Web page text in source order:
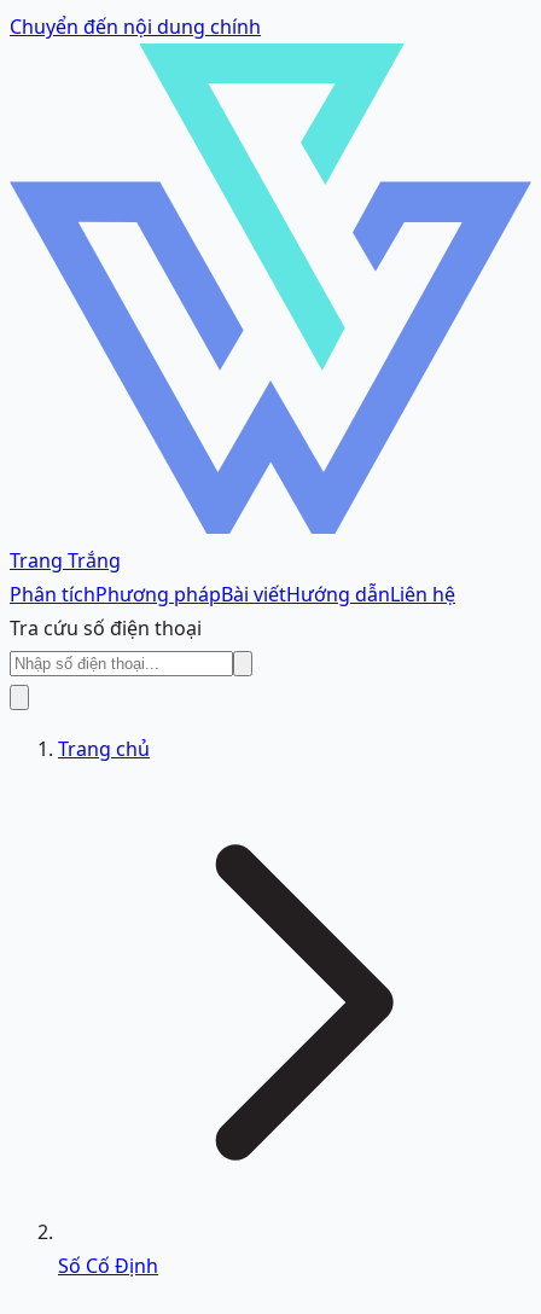
Chuyển đến nội dung chính
Trang Trắng
Phân tíchPhương phápBài viếtHướng dẫnLiên hệ
Tra cứu số điện thoại
Trang chủ
Số Cố Định